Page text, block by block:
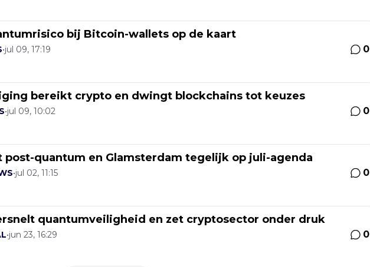
bij Bitcoin-wallets op de kaart
•jul 09, 17:19 0
bereikt crypto en dwingt blockchains tot keuzes
•jul 09, 10:02 0
post-quantum en Glamsterdam tegelijk op juli-agenda
•jul 02, 11:15 0
quantumveiligheid en zet cryptosector onder druk
•jun 23, 16:29 0